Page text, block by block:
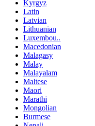
Kyrgyz
Latin
Latvian
Lithuanian
Luxembou..
Macedonian
Malagasy
Malay
Malayalam
Maltese
Maori
Marathi
Mongolian
Burmese